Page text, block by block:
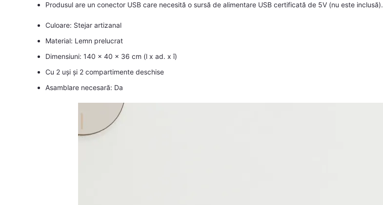
Produsul are un conector USB care necesită o sursă de alimentare USB certificată de 5V (nu este inclusă).
Culoare: Stejar artizanal
Material: Lemn prelucrat
Dimensiuni: 140 x 40 x 36 cm (l x ad. x î)
Cu 2 uși și 2 compartimente deschise
Asamblare necesară: Da